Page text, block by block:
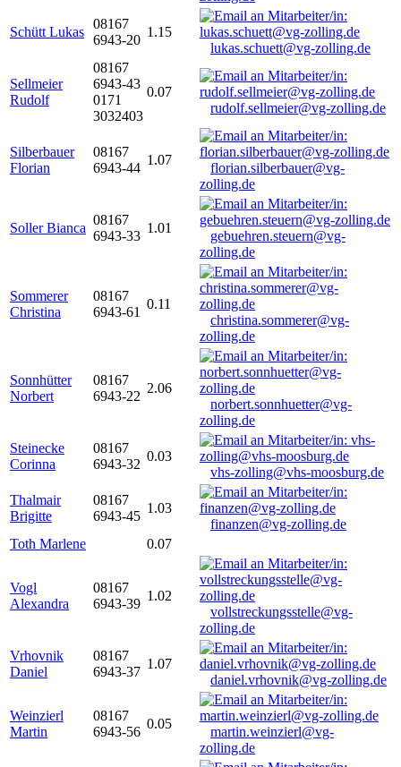
Schütt Lukas
08167
6943-20
1.15
lukas.schuett@vg-zolling.de
Sellmeier
Rudolf
08167
6943-43
0171
3032403
0.07
rudolf.sellmeier@vg-zolling.de
Silberbauer
Florian
08167
6943-44
1.07
florian.silberbauer@vg-
zolling.de
Soller Bianca
08167
6943-33
1.01
gebuehren.steuern@vg-
zolling.de
Sommerer
Christina
08167
6943-61
0.11
christina.sommerer@vg-
zolling.de
Sonnhütter
Norbert
08167
6943-22
2.06
norbert.sonnhuetter@vg-
zolling.de
Steinecke
Corinna
08167
6943-32
0.03
vhs-zolling@vhs-moosburg.de
Thalmair
Brigitte
08167
6943-45
1.03
finanzen@vg-zolling.de
Toth Marlene
0.07
Vogl
Alexandra
08167
6943-39
1.02
vollstreckungsstelle@vg-
zolling.de
Vrhovnik
Daniel
08167
6943-37
1.07
daniel.vrhovnik@vg-zolling.de
Weinzierl
Martin
08167
6943-56
0.05
martin.weinzierl@vg-
zolling.de